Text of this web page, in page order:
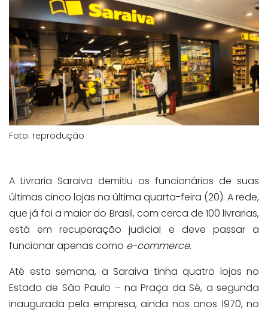
Foto: reprodução
A Livraria Saraiva demitiu os funcionários de suas
últimas cinco lojas na última quarta-feira (20). A rede,
que já foi a maior do Brasil, com cerca de 100 livrarias,
está em recuperação judicial e deve passar a
funcionar apenas como e-commerce.
Até esta semana, a Saraiva tinha quatro lojas no
Estado de São Paulo – na Praça da Sé, a segunda
inaugurada pela empresa, ainda nos anos 1970, no